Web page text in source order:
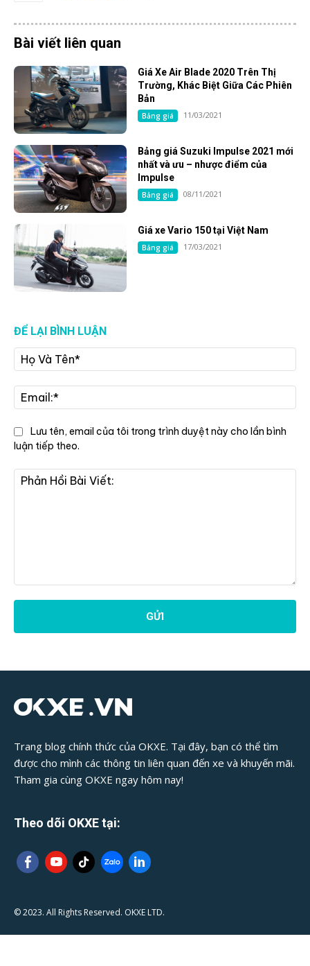
Bài viết liên quan
Giá Xe Air Blade 2020 Trên Thị
Trường, Khác Biệt Giữa Các Phiên
Bản
Bảng giá 11/03/2021
Bảng giá Suzuki Impulse 2021 mới
nhất và ưu – nhược điểm của
Impulse
Bảng giá 08/11/2021
Giá xe Vario 150 tại Việt Nam
Bảng giá 17/03/2021
ĐỂ LẠI BÌNH LUẬN
Hồi
Viết:
Và
Lưu tên, email của tôi trong trình duyệt này cho lần bình
luận tiếp theo.
Trang blog chính thức của OKXE. Tại đây, bạn có thể tìm
được cho mình các thông tin liên quan đến xe và khuyến mãi.
Tham gia cùng OKXE ngay hôm nay!
Theo dõi OKXE tại:
© 2023. All Rights Reserved. OKXE LTD.